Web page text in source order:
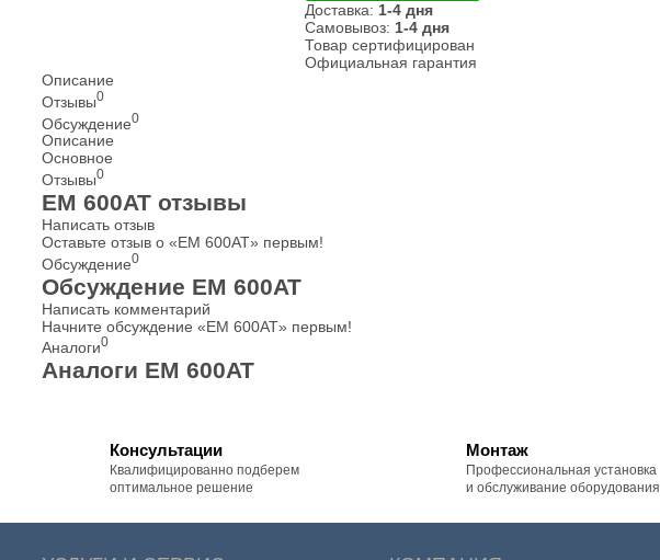
Доставка: 1-4 дня
Самовывоз: 1-4 дня
Товар сертифицирован
Официальная гарантия
Описание
Отзывы0
Обсуждение0
Описание
Основное
Отзывы0
EM 600AT отзывы
Написать отзыв
Оставьте отзыв о «EM 600AT» первым!
Обсуждение0
Обсуждение EM 600AT
Написать комментарий
Начните обсуждение «EM 600AT» первым!
Аналоги0
Аналоги EM 600AT
Консультации
Квалифицированно подберем
оптимальное решение
Монтаж
Профессиональная установка
и обслуживание оборудования